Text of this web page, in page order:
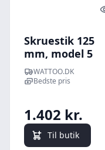
Skruestik 125
mm, model 5
WATTOO.DK
Bedste pris
1.402 kr.
Til butik